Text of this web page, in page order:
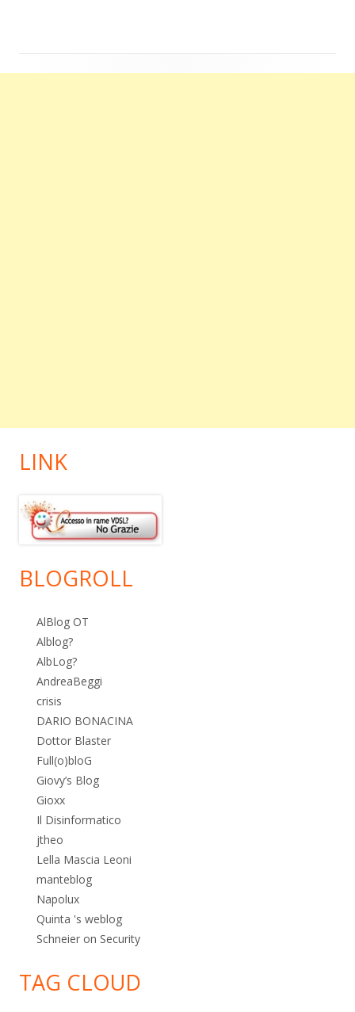
LINK
BLOGROLL
AlBlog OT
Alblog?
AlbLog?
AndreaBeggi
crisis
DARIO BONACINA
Dottor Blaster
Full(o)bloG
Giovy’s Blog
Gioxx
Il Disinformatico
jtheo
Lella Mascia Leoni
manteblog
Napolux
Quinta 's weblog
Schneier on Security
TAG CLOUD